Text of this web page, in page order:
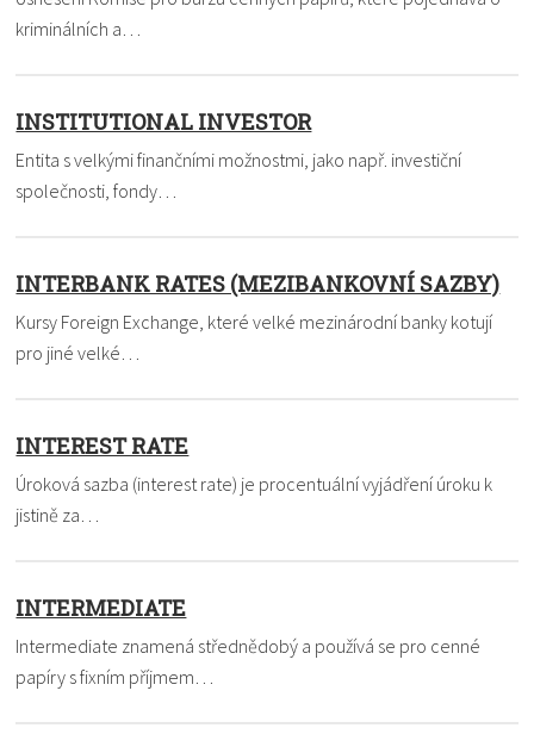
kriminálních a…
INSTITUTIONAL INVESTOR
Entita s velkými finančními možnostmi, jako např. investiční
společnosti, fondy…
INTERBANK RATES (MEZIBANKOVNÍ SAZBY)
Kursy Foreign Exchange, které velké mezinárodní banky kotují
pro jiné velké…
INTEREST RATE
Úroková sazba (interest rate) je procentuální vyjádření úroku k
jistině za…
INTERMEDIATE
Intermediate znamená střednědobý a používá se pro cenné
papíry s fixním příjmem…